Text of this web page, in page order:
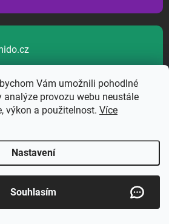
Vám umožnili pohodlné
analýze provozu webu neustále
výkon a použitelnost. Více
Nastavení
Souhlasím